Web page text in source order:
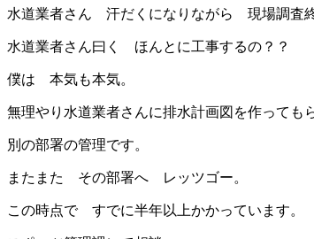
水道業者さん 汗だくになりながら 現場調査
水道業者さん曰く ほんとに工事するの？？
僕は 本気も本気。
無理やり水道業者さんに排水計画図を作って
別の部署の管理です。
またまた その部署へ レッツゴー。
この時点で すでに半年以上かかっています。